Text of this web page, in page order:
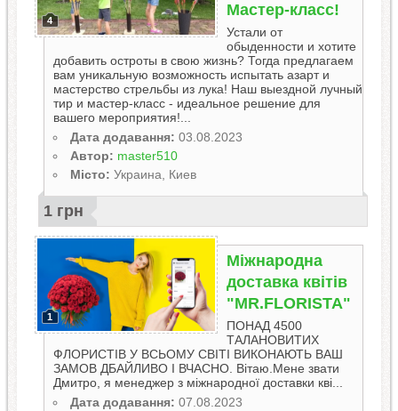
4
Мастер-класс!
Устали от
обыденности и хотите
добавить остроты в свою жизнь? Тогда предлагаем
вам уникальную возможность испытать азарт и
мастерство стрельбы из лука! Наш выездной лучный
тир и мастер-класс - идеальное решение для
вашего мероприятия!...
Дата додавання: 03.08.2023
Автор: master510
Місто: Украина, Киев
1 грн
1
Міжнародна
доставка квітів
"MR.FLORISTA"
ПОНАД 4500
ТАЛАНОВИТИХ
ФЛОРИСТІВ У ВСЬОМУ СВІТІ ВИКОНАЮТЬ ВАШ
ЗАМОВ ДБАЙЛИВО І ВЧАСНО. Вітаю.Мене звати
Дмитро, я менеджер з міжнародної доставки кві...
Дата додавання: 07.08.2023